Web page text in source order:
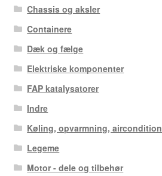
Chassis og aksler
Containere
Dæk og fælge
Elektriske komponenter
FAP katalysatorer
Indre
Køling, opvarmning, aircondition
Legeme
Motor - dele og tilbehør